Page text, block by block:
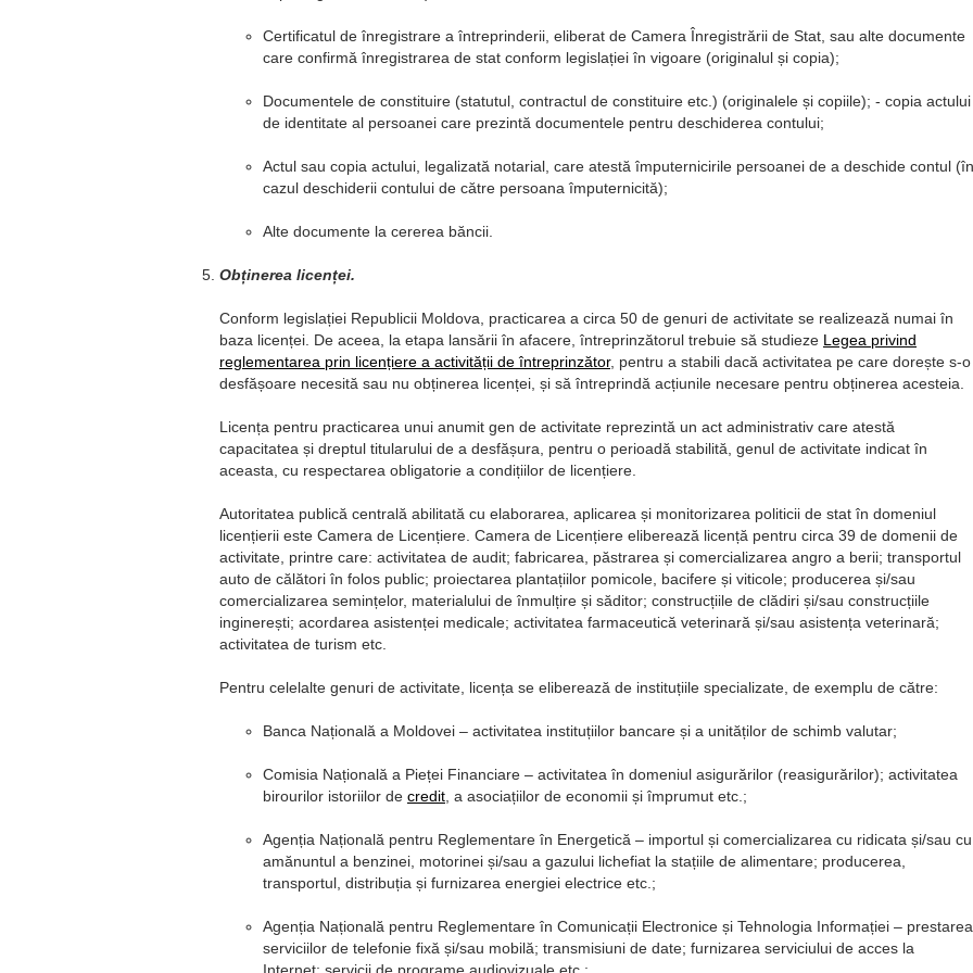
Certificatul de înregistrare a întreprinderii, eliberat de Camera Înregistrării de Stat, sau alte documente
care confirmă înregistrarea de stat conform legislației în vigoare (originalul și copia);
Documentele de constituire (statutul, contractul de constituire etc.) (originalele și copiile); - copia actului
de identitate al persoanei care prezintă documentele pentru deschiderea contului;
Actul sau copia actului, legalizată notarial, care atestă împuternicirile persoanei de a deschide contul (în
cazul deschiderii contului de către persoana împuternicită);
Alte documente la cererea băncii.
Obținerea licenței.
Conform legislației Republicii Moldova, practicarea a circa 50 de genuri de activitate se realizează numai în
baza licenței. De aceea, la etapa lansării în afacere, întreprinzătorul trebuie să studieze Legea privind
reglementarea prin licențiere a activității de întreprinzător, pentru a stabili dacă activitatea pe care dorește s-o
desfășoare necesită sau nu obținerea licenței, și să întreprindă acțiunile necesare pentru obținerea acesteia.
Licența pentru practicarea unui anumit gen de activitate reprezintă un act administrativ care atestă
capacitatea și dreptul titularului de a desfășura, pentru o perioadă stabilită, genul de activitate indicat în
aceasta, cu respectarea obligatorie a condițiilor de licențiere.
Autoritatea publică centrală abilitată cu elaborarea, aplicarea și monitorizarea politicii de stat în domeniul
licențierii este Camera de Licențiere. Camera de Licențiere eliberează licență pentru circa 39 de domenii de
activitate, printre care: activitatea de audit; fabricarea, păstrarea și comercializarea angro a berii; transportul
auto de călători în folos public; proiectarea plantațiilor pomicole, bacifere și viticole; producerea și/sau
comercializarea semințelor, materialului de înmulțire și săditor; construcțiile de clădiri și/sau construcțiile
inginerești; acordarea asistenței medicale; activitatea farmaceutică veterinară și/sau asistența veterinară;
activitatea de turism etc.
Pentru celelalte genuri de activitate, licența se eliberează de instituțiile specializate, de exemplu de către:
Banca Națională a Moldovei – activitatea instituțiilor bancare și a unităților de schimb valutar;
Comisia Națională a Pieței Financiare – activitatea în domeniul asigurărilor (reasigurărilor); activitatea
birourilor istoriilor de credit , a asociațiilor de economii și împrumut etc.;
Agenția Națională pentru Reglementare în Energetică – importul și comercializarea cu ridicata și/sau cu
amănuntul a benzinei, motorinei și/sau a gazului lichefiat la stațiile de alimentare; producerea,
transportul, distribuția și furnizarea energiei electrice etc.;
Agenția Națională pentru Reglementare în Comunicații Electronice și Tehnologia Informației – prestarea
serviciilor de telefonie fixă și/sau mobilă; transmisiuni de date; furnizarea serviciului de acces la